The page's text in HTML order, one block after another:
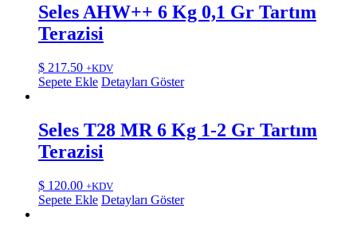
Seles AHW++ 6 Kg 0,1 Gr Tartım
Terazisi
$ 217.50 +KDV
Sepete Ekle Detayları Göster
Seles T28 MR 6 Kg 1-2 Gr Tartım
Terazisi
$ 120.00 +KDV
Sepete Ekle Detayları Göster